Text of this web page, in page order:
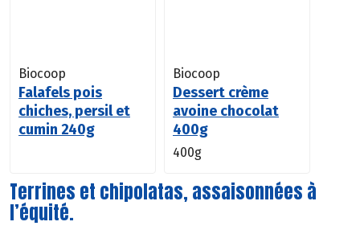
Biocoop
Falafels pois
chiches, persil et
cumin 240g
Biocoop
Dessert crème
avoine chocolat
400g
400g
Terrines et chipolatas, assaisonnées à
l’équité.